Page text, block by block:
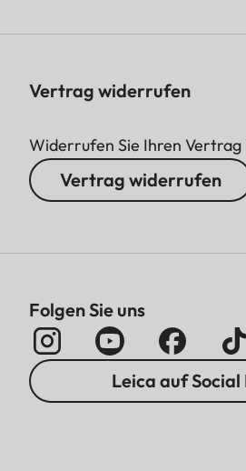
Vertrag widerrufen
Widerrufen Sie Ihren Vertrag
Vertrag widerrufen
Folgen Sie uns
Leica auf Social